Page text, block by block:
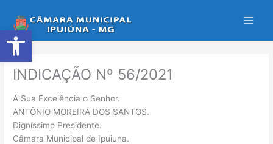
Abrir a barra de ferramentas
para
o
conteúdo
INDICAÇÃO Nº 56/2021
A Sua Excelência o Senhor.
ANTÔNIO MOREIRA DOS SANTOS.
Digníssimo Presidente.
Câmara Municipal de Ipuiuna.